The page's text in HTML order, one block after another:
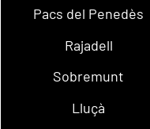
Pacs del Penedès
Rajadell
Sobremunt
Lluçà